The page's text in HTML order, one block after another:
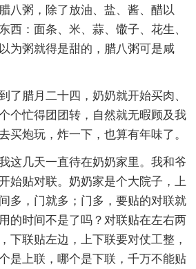
八粥，除了放油、盐、酱、醋以
西：面条、米、蒜、馓子、花生、
为粥就得是甜的，腊八粥可是咸
了腊月二十四，奶奶就开始买肉、
个忙得团团转，自然就无暇顾及我
买炮玩，炸一下，也算有年味了。
这几天一直待在奶奶家里。我和爷
始贴对联。奶奶家是个大院子，上
多，门就多；门多，要贴的对联就
的时间不是了吗？对联贴在左右两
下联贴左边，上下联要对仗工整，
是上联，哪个是下联，千万不能贴